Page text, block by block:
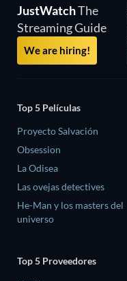
JustWatchThe
Streaming Guide
We are hiring!
Top 5 Películas
Proyecto Salvación
Obsession
La Odisea
Las ovejas detectives
He-Man y los masters del
universo
Top 5 Proveedores